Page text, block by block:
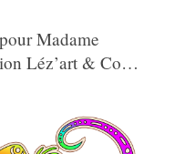
Madame
Léz’art & Co…